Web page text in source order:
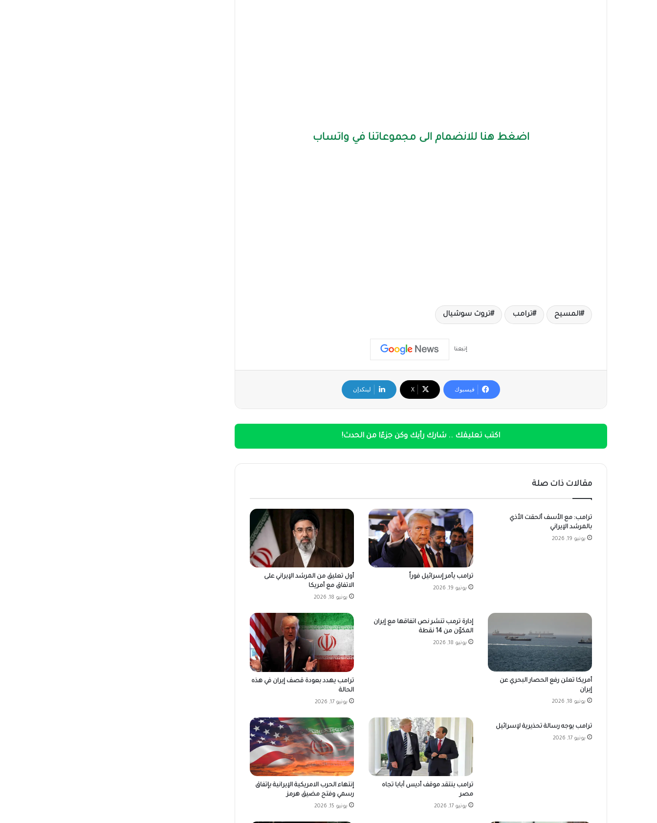
اضغط هنا للانضمام الى مجموعاتنا في واتساب
المسيح ترامب تروث سوشيال
إتبعنا
فيسبوك ‫X لينكدإن
اكتب تعليقك .. شارك رأيك وكن جزءًا من الحدث!
مقالات ذات صلة
ترامب: مع الأسف ألحقت الأذي
بالمرشد الإيراني
يونيو 19, 2026
ترامب يأمر إسرائيل فوراً
يونيو 19, 2026
أول تعليق من المرشد الإيراني على
الاتفاق مع أمريكا
يونيو 18, 2026
أمريكا تعلن رفع الحصار البحري عن
إيران
يونيو 18, 2026
إدارة ترمب تنشر نص اتفاقها مع إيران
المكوّن من 14 نقطة
يونيو 18, 2026
ترامب يهدد بعودة قصف إيران في هذه
الحالة
يونيو 17, 2026
ترامب يوجه رسالة تحذيرية لإسرائيل
يونيو 17, 2026
ترامب ينتقد موقف أديس آبابا تجاه
مصر
يونيو 17, 2026
إنتهاء الحرب الامريكية الإيرانية بإتفاق
رسمي وفتح مضيق هرمز
يونيو 15, 2026